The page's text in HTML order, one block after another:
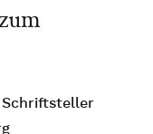
Schriftsteller